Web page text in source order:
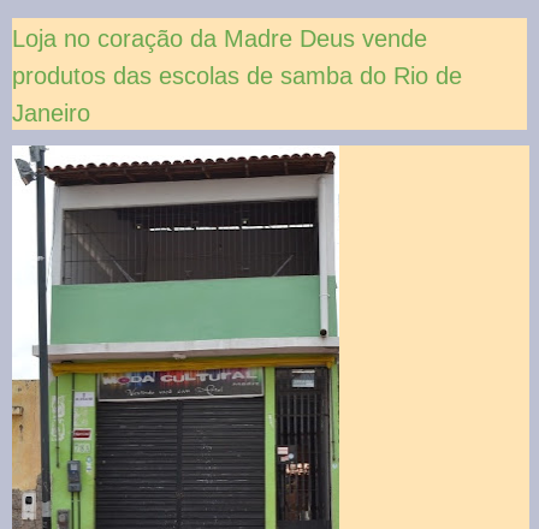
Loja no coração da Madre Deus vende
produtos das escolas de samba do Rio de
Janeiro